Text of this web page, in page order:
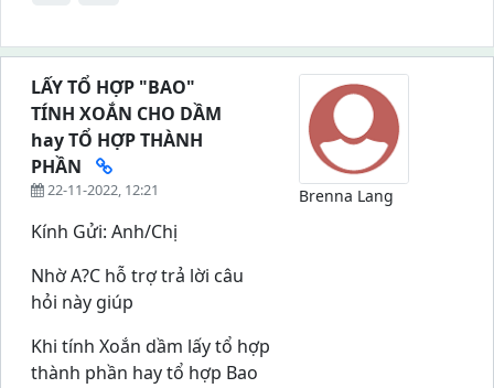
LẤY TỔ HỢP "BAO"
TÍNH XOẮN CHO DẦM
hay TỔ HỢP THÀNH
PHẦN
22-11-2022, 12:21
Kính Gửi: Anh/Chị
Nhờ A?C hỗ trợ trả lời câu
hỏi này giúp
Khi tính Xoắn dầm lấy tổ hợp
thành phần hay tổ hợp Bao
Brenna Lang